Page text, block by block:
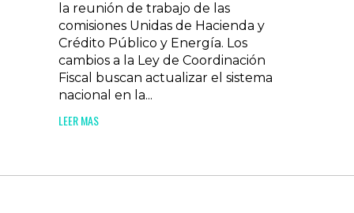
la reunión de trabajo de las
comisiones Unidas de Hacienda y
Crédito Público y Energía. Los
cambios a la Ley de Coordinación
Fiscal buscan actualizar el sistema
nacional en la...
LEER MAS